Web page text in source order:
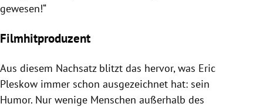
gewesen!“
Filmhitproduzent
Aus diesem Nachsatz blitzt das hervor, was Eric
Pleskow immer schon ausgezeichnet hat: sein
Humor. Nur wenige Menschen außerhalb des